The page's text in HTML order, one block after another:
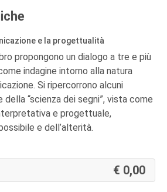
e la progettualità
propongono un dialogo a tre e più
indagine intorno alla natura
Si ripercorrono alcuni
“scienza dei segni”, vista come
e progettuale,
e dell’alterità.
0,00